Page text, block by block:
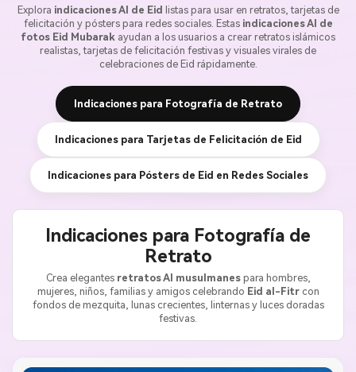
Explora indicaciones AI de Eid listas para usar en retratos, tarjetas de
felicitación y pósters para redes sociales. Estas indicaciones AI de
fotos Eid Mubarak ayudan a los usuarios a crear retratos islámicos
realistas, tarjetas de felicitación festivas y visuales virales de
celebraciones de Eid rápidamente.
Indicaciones para Fotografía de Retrato
Indicaciones para Tarjetas de Felicitación de Eid
Indicaciones para Pósters de Eid en Redes Sociales
Indicaciones para Fotografía de
Retrato
Crea elegantes retratos AI musulmanespara hombres,
mujeres, niños, familias y amigos celebrando Eid al-Fitrcon
fondos de mezquita, lunas crecientes, linternas y luces doradas
festivas.